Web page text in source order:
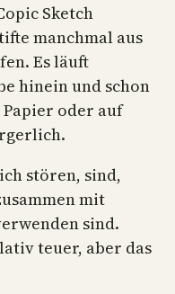
Sketch
manchmal aus
Es läuft
hinein und schon
Papier oder auf
stören, sind,
mit
sind.
teuer, aber das